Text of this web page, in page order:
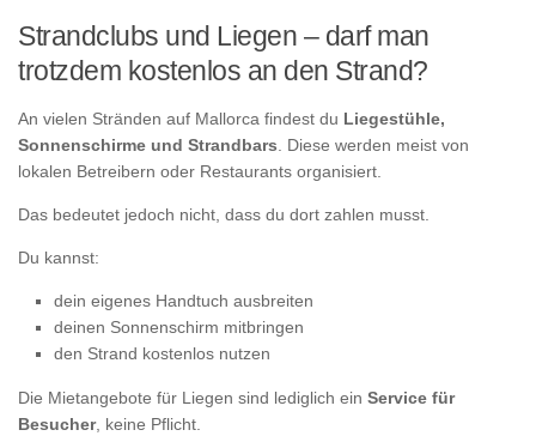
Strandclubs und Liegen – darf man
trotzdem kostenlos an den Strand?
An vielen Stränden auf Mallorca findest du Liegestühle,
Sonnenschirme und Strandbars . Diese werden meist von
lokalen Betreibern oder Restaurants organisiert.
Das bedeutet jedoch nicht, dass du dort zahlen musst.
Du kannst:
dein eigenes Handtuch ausbreiten
deinen Sonnenschirm mitbringen
den Strand kostenlos nutzen
Die Mietangebote für Liegen sind lediglich ein Service für
Besucher, keine Pflicht.